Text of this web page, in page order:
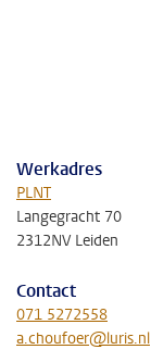
Werkadres
PLNT
Langegracht 70
2312NV Leiden
Contact
071 5272558
a.choufoer@luris.nl